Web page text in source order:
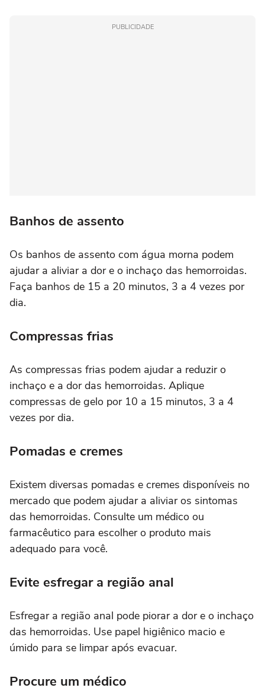
PUBLICIDADE
Banhos de assento
Os banhos de assento com água morna podem
ajudar a aliviar a dor e o inchaço das hemorroidas.
Faça banhos de 15 a 20 minutos, 3 a 4 vezes por
dia.
Compressas frias
As compressas frias podem ajudar a reduzir o
inchaço e a dor das hemorroidas. Aplique
compressas de gelo por 10 a 15 minutos, 3 a 4
vezes por dia.
Pomadas e cremes
Existem diversas pomadas e cremes disponíveis no
mercado que podem ajudar a aliviar os sintomas
das hemorroidas. Consulte um médico ou
farmacêutico para escolher o produto mais
adequado para você.
Evite esfregar a região anal
Esfregar a região anal pode piorar a dor e o inchaço
das hemorroidas. Use papel higiênico macio e
úmido para se limpar após evacuar.
Procure um médico